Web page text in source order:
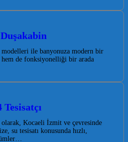
ile banyonuza modern bir
hem de fonksiyonelliği bir arada
olarak, Kocaeli İzmit ve çevresinde
su tesisatı konusunda hızlı,